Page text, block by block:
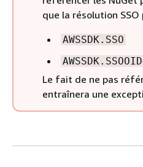
que la résolution
AWSSDK.SSO
Le fait de ne pas
entraînera une